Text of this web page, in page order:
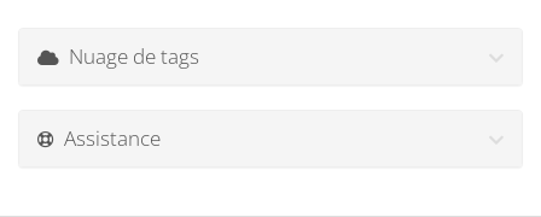
Nuage de tags
Assistance